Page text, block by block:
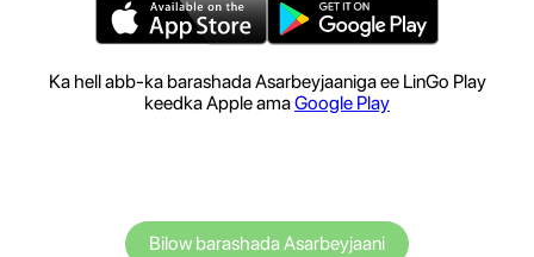
Ka hell abb-ka barashada Asarbeyjaaniga ee LinGo Play
keedka Apple amaGoogle Play
Bilow barashada Asarbeyjaani